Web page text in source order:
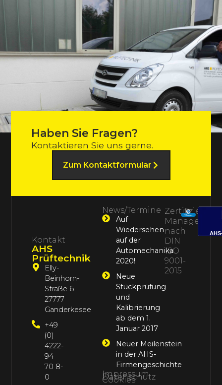
Haben Sie Fragen?
Kontaktieren Sie uns gerne.
Zum Kontaktformular
News/Termine
Auf
Wiedersehen
auf der
Automechanika
2020!
Neue
Stückprüfung
und
Kalibrierung
ab dem 1.
Januar 2017
Neuer Meilenstein
in der AHS-
Firmengeschichte
Impressum
Datenschutz
Cookies
Kontakt
AHS
Prüftechnik
Elly-
Beinhorn-
Straße 6
27777
Ganderkesee
+49
(0)
4222-
94
70 8-
0
Zertifiziertes
nach
DIN
ISO
9001-
2015